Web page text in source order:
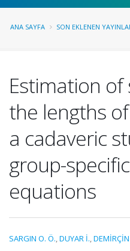
ANA SAYFA SON EKLENEN
Estimation
the lengths
a cadaveric
group-
equations
SARGIN O. Ö.,DUYAR İ.,